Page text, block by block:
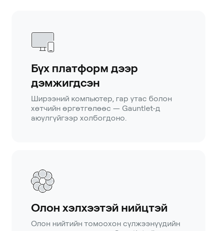
Бүх платформ дээр
дэмжигдсэн
Ширээний компьютер, гар утас болон
хөтчийн өргөтгөлөөс — Gauntlet-д
аюулгүйгээр холбогдоно.
Олон хэлхээтэй нийцтэй
Олон нийтийн томоохон сүлжээнүүдийн